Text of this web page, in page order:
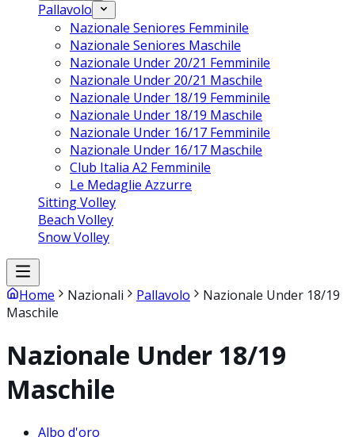
Pallavolo
Nazionale Seniores Femminile
Nazionale Seniores Maschile
Nazionale Under 20/21 Femminile
Nazionale Under 20/21 Maschile
Nazionale Under 18/19 Femminile
Nazionale Under 18/19 Maschile
Nazionale Under 16/17 Femminile
Nazionale Under 16/17 Maschile
Club Italia A2 Femminile
Le Medaglie Azzurre
Sitting Volley
Beach Volley
Snow Volley
Home Nazionali Pallavolo
Nazionale Under 18/19
Maschile
Nazionale Under 18/19
Maschile
Albo d'oro